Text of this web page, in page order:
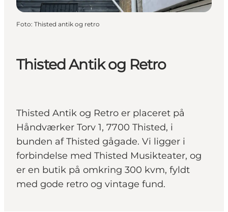
Thisted Antik og Retro
Thisted Antik og Retro er placeret på
Håndværker Torv 1, 7700 Thisted, i
bunden af Thisted gågade. Vi ligger i
forbindelse med Thisted Musikteater, og
er en butik på omkring 300 kvm, fyldt
med gode retro og vintage fund.
Foto: Thisted antik og retro